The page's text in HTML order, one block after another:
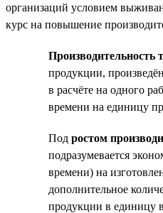
организаций условием
курс на повышение
Производительность
продукции,
в расчёте на одного
времени на единицу
Под ростом
подразумевается
времени) на
дополнительное
продукции в единицу